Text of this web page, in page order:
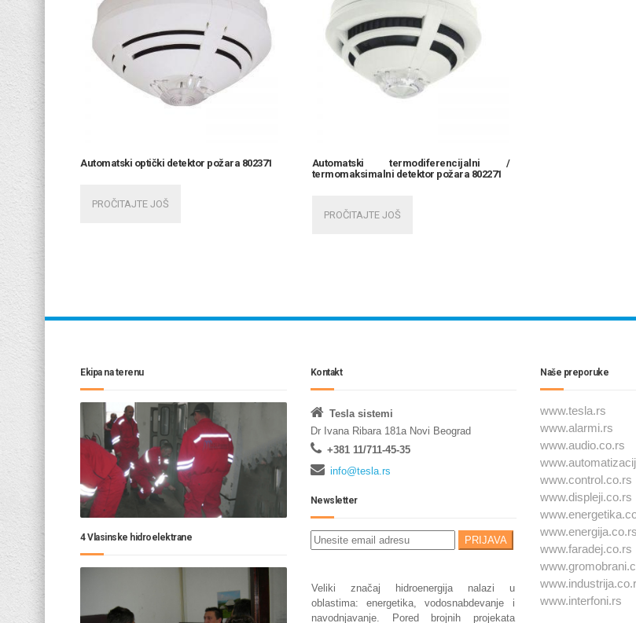
Automatski optički detektor požara 802371
PROČITAJTE JOŠ
Automatski termodiferencijalni /
termomaksimalni detektor požara 802271
PROČITAJTE JOŠ
Ekipa na terenu
4 Vlasinske hidroelektrane
Veliki značaj hidroenergija nalazi u
oblastima: energetika, vodosnabdevanje i
navodnjavanje. Pored brojnih projekata
Kontakt
Tesla sistemi
Dr Ivana Ribara 181a Novi Beograd
+381 11/711-45-35
info@tesla.rs
Newsletter
Naše preporuke
www.tesla.rs
www.alarmi.rs
www.audio.co.rs
www.control.co.rs
www.displeji.co.rs
www.energija.co.rs
www.faradej.co.rs
www.interfoni.rs